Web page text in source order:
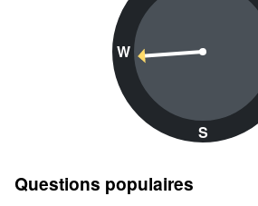
W
S
Questions populaires